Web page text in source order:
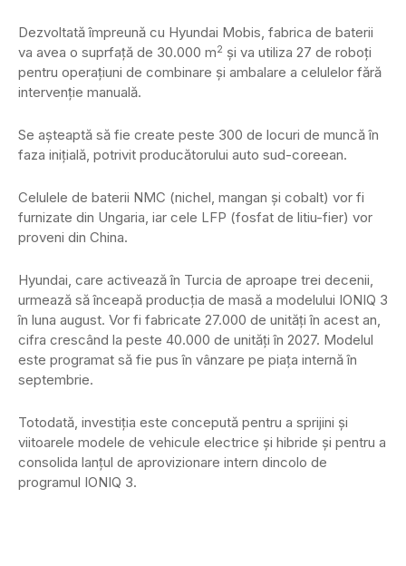
Dezvoltată împreună cu Hyundai Mobis, fabrica de baterii
va avea o suprfață de 30.000 m2 și va utiliza 27 de roboți
pentru operațiuni de combinare și ambalare a celulelor fără
intervenție manuală.
Se așteaptă să fie create peste 300 de locuri de muncă în
faza inițială, potrivit producătorului auto sud-coreean.
Celulele de baterii NMC (nichel, mangan și cobalt) vor fi
furnizate din Ungaria, iar cele LFP (fosfat de litiu-fier) vor
proveni din China.
Hyundai, care activează în Turcia de aproape trei decenii,
urmează să înceapă producția de masă a modelului IONIQ 3
în luna august. Vor fi fabricate 27.000 de unități în acest an,
cifra crescând la peste 40.000 de unități în 2027. Modelul
este programat să fie pus în vânzare pe piața internă în
septembrie.
Totodată, investiția este concepută pentru a sprijini și
viitoarele modele de vehicule electrice și hibride și pentru a
consolida lanțul de aprovizionare intern dincolo de
programul IONIQ 3.